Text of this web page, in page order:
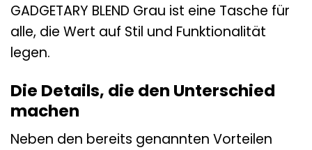
GADGETARY BLEND Grau ist eine Tasche für
alle, die Wert auf Stil und Funktionalität
legen.
Die Details, die den Unterschied
machen
Neben den bereits genannten Vorteilen